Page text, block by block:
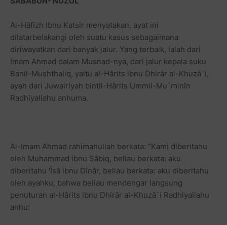
Al-Hâfizh Ibnu Katsîr menyatakan, ayat ini
dilatarbelakangi oleh suatu kasus sebagaimana
diriwayatkan dari banyak jalur. Yang terbaik, ialah dari
Imam Ahmad dalam Musnad-nya, dari jalur kepala suku
Banil-Mushthaliq, yaitu al-Hârits ibnu Dhirâr al-Khuzâ`i,
ayah dari Juwairiyah bintil-Hârits Ummil-Mu`minîn
Radhiyallahu anhuma.
Al-Imam Ahmad rahimahullah berkata: “Kami diberitahu
oleh Muhammad ibnu Sâbiq, beliau berkata: aku
diberitahu 'Îsâ ibnu Dînâr, beliau berkata: aku diberitahu
oleh ayahku, bahwa beliau mendengar langsung
penuturan al-Hârits ibnu Dhirâr al-Khuzâ`i Radhiyallahu
anhu: